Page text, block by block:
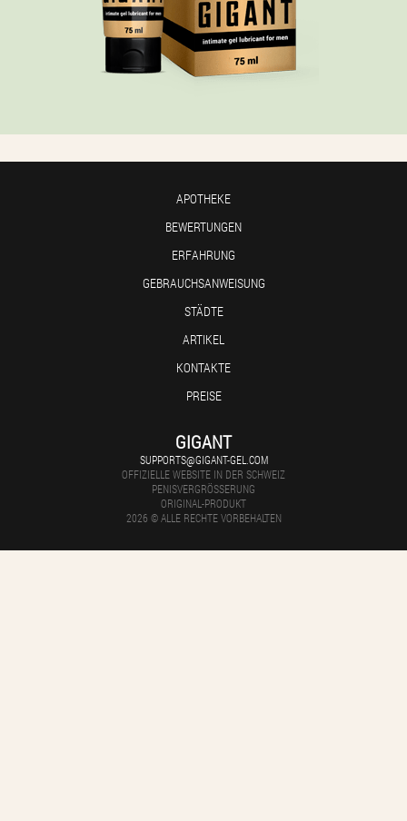
APOTHEKE
BEWERTUNGEN
ERFAHRUNG
GEBRAUCHSANWEISUNG
STÄDTE
ARTIKEL
KONTAKTE
PREISE
GIGANT
SUPPORTS@GIGANT-GEL.COM
OFFIZIELLE WEBSITE IN DER SCHWEIZ
PENISVERGRÖSSERUNG
ORIGINAL-PRODUKT
2026 © ALLE RECHTE VORBEHALTEN